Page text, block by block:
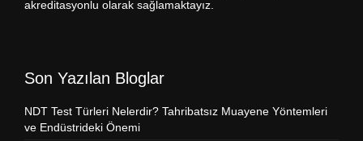
akreditasyonlu olarak sağlamaktayız.
Son Yazılan Bloglar
NDT Test Türleri Nelerdir? Tahribatsız Muayene Yöntemleri
ve Endüstrideki Önemi